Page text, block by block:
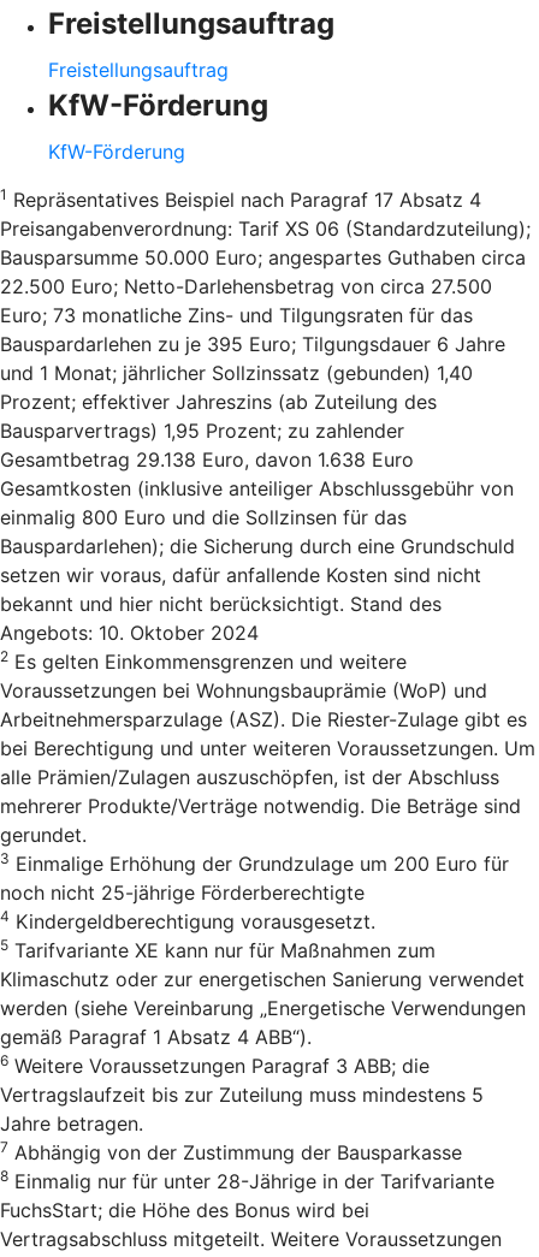
Freistellungsauftrag
Freistellungsauftrag
KfW-Förderung
KfW-Förderung
1 Repräsentatives Beispiel nach Paragraf 17 Absatz 4
Preisangabenverordnung: Tarif XS 06 (Standardzuteilung);
Bausparsumme 50.000 Euro; angespartes Guthaben circa
22.500 Euro; Netto-Darlehensbetrag von circa 27.500
Euro; 73 monatliche Zins- und Tilgungsraten für das
Bauspardarlehen zu je 395 Euro; Tilgungsdauer 6 Jahre
und 1 Monat; jährlicher Sollzinssatz (gebunden) 1,40
Prozent; effektiver Jahreszins (ab Zuteilung des
Bausparvertrags) 1,95 Prozent; zu zahlender
Gesamtbetrag 29.138 Euro, davon 1.638 Euro
Gesamtkosten (inklusive anteiliger Abschlussgebühr von
einmalig 800 Euro und die Sollzinsen für das
Bauspardarlehen); die Sicherung durch eine Grundschuld
setzen wir voraus, dafür anfallende Kosten sind nicht
bekannt und hier nicht berücksichtigt. Stand des
Angebots: 10. Oktober 2024
2 Es gelten Einkommensgrenzen und weitere
Voraussetzungen bei Wohnungsbauprämie (WoP) und
Arbeitnehmersparzulage (ASZ). Die Riester-Zulage gibt es
bei Berechtigung und unter weiteren Voraussetzungen. Um
alle Prämien/Zulagen auszuschöpfen, ist der Abschluss
mehrerer Produkte/Verträge notwendig. Die Beträge sind
gerundet.
3 Einmalige Erhöhung der Grundzulage um 200 Euro für
noch nicht 25-jährige Förderberechtigte
4 Kindergeldberechtigung vorausgesetzt.
5 Tarifvariante XE kann nur für Maßnahmen zum
Klimaschutz oder zur energetischen Sanierung verwendet
werden (siehe Vereinbarung „Energetische Verwendungen
gemäß Paragraf 1 Absatz 4 ABB“).
6 Weitere Voraussetzungen Paragraf 3 ABB; die
Vertragslaufzeit bis zur Zuteilung muss mindestens 5
Jahre betragen.
7 Abhängig von der Zustimmung der Bausparkasse
8 Einmalig nur für unter 28-Jährige in der Tarifvariante
FuchsStart; die Höhe des Bonus wird bei
Vertragsabschluss mitgeteilt. Weitere Voraussetzungen